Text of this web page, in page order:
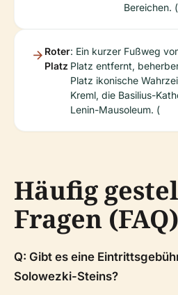
Bereichen. (
Roter
Platz
: Ein kurzer Fußweg
Platz entfernt,
Platz ikonische
Kreml, die Basilius-
Lenin-Mausoleum. (
Häufig
Fragen (FAQ)
Q: Gibt es eine
Solowezki-Steins?